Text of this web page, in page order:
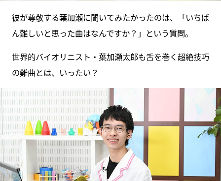
彼が尊敬する葉加瀬に聞いてみたかったのは、「いちば
ん難しいと思った曲はなんですか？」という質問。
世界的バイオリニスト・葉加瀬太郎も舌を巻く超絶技巧
の難曲とは、いったい？